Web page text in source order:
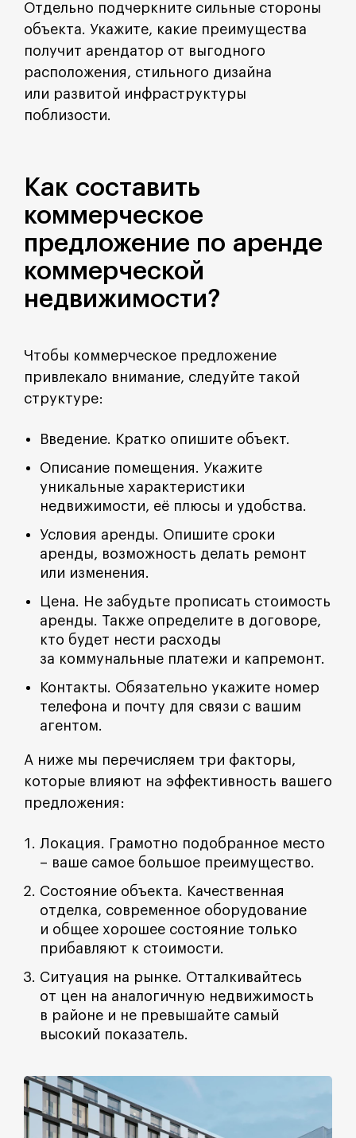
Отдельно подчеркните сильные стороны
объекта. Укажите, какие преимущества
получит арендатор от выгодного
расположения, стильного дизайна
или развитой инфраструктуры
поблизости.
Как составить
коммерческое
предложение по аренде
коммерческой
недвижимости?
Чтобы коммерческое предложение
привлекало внимание, следуйте такой
структуре:
Введение. Кратко опишите объект.
Описание помещения. Укажите
уникальные характеристики
недвижимости, её плюсы и удобства.
Условия аренды. Опишите сроки
аренды, возможность делать ремонт
или изменения.
Цена. Не забудьте прописать стоимость
аренды. Также определите в договоре,
кто будет нести расходы
за коммунальные платежи и капремонт.
Контакты. Обязательно укажите номер
телефона и почту для связи с вашим
агентом.
А ниже мы перечисляем три факторы,
которые влияют на эффективность вашего
предложения:
Локация. Грамотно подобранное место
– ваше самое большое преимущество.
Состояние объекта. Качественная
отделка, современное оборудование
и общее хорошее состояние только
прибавляют к стоимости.
Ситуация на рынке. Отталкивайтесь
от цен на аналогичную недвижимость
в районе и не превышайте самый
высокий показатель.